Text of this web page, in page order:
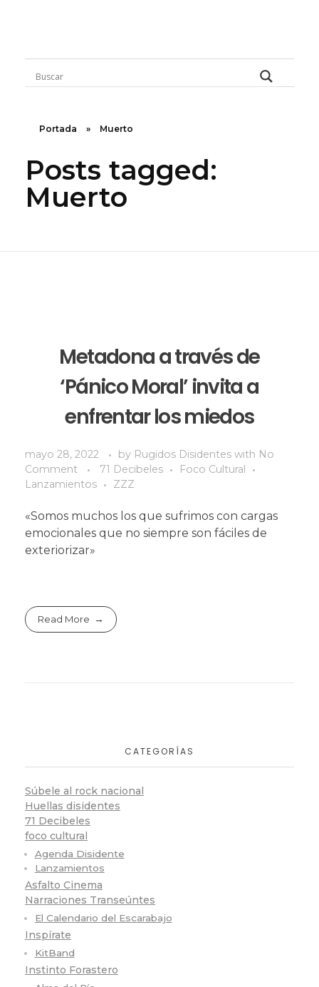
Rugidos Disidentes
Bogotá - Colombia | ISSN 2619-5569
Portada » Muerto
Posts tagged:
Muerto
Metadona a través de
‘Pánico Moral’ invita a
enfrentar los miedos
mayo 28, 2022 by Rugidos Disidentes with No
Comment
71 Decibeles
Foco Cultural
Lanzamientos
ZZZ
«Somos muchos los que sufrimos con cargas
emocionales que no siempre son fáciles de
exteriorizar»
Read More
CATEGORÍAS
Súbele al rock nacional
Huellas disidentes
71 Decibeles
foco cultural
Agenda Disidente
Lanzamientos
Asfalto Cinema
Narraciones Transeúntes
El Calendario del Escarabajo
Inspírate
KitBand
Instinto Forastero